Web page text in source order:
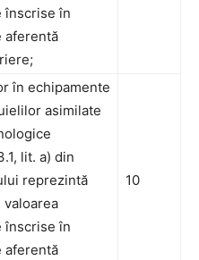
înscrise în
aferentă
în echipamente
asimilate
lit. a) din
reprezintă
valoarea
înscrise în
aferentă
10